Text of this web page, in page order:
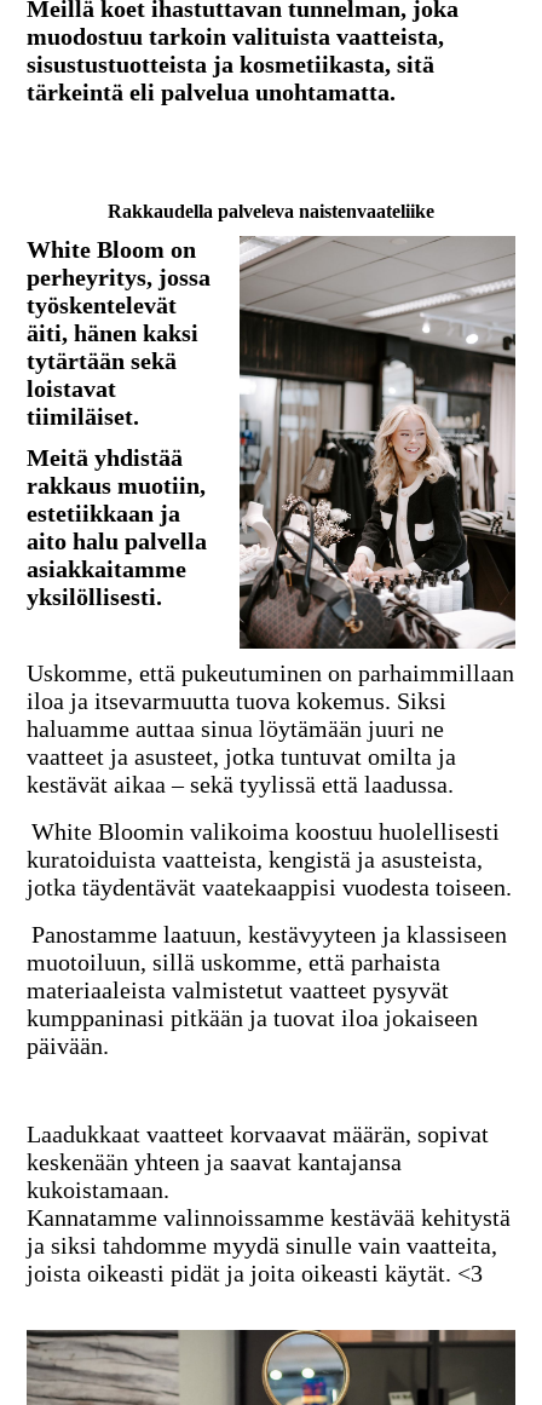
Meillä koet ihastuttavan tunnelman, joka
muodostuu tarkoin valituista vaatteista,
sisustustuotteista ja kosmetiikasta, sitä
tärkeintä eli palvelua unohtamatta.
Rakkaudella palveleva naistenvaateliike
White Bloom on
perheyritys, jossa
työskentelevät
äiti, hänen kaksi
tytärtään sekä
loistavat
tiimiläiset.
Meitä yhdistää
rakkaus muotiin,
estetiikkaan ja
aito halu palvella
asiakkaitamme
yksilöllisesti.
Uskomme, että pukeutuminen on parhaimmillaan
iloa ja itsevarmuutta tuova kokemus. Siksi
haluamme auttaa sinua löytämään juuri ne
vaatteet ja asusteet, jotka tuntuvat omilta ja
kestävät aikaa – sekä tyylissä että laadussa.
White Bloomin valikoima koostuu huolellisesti
kuratoiduista vaatteista, kengistä ja asusteista,
jotka täydentävät vaatekaappisi vuodesta toiseen.
Panostamme laatuun, kestävyyteen ja klassiseen
muotoiluun, sillä uskomme, että parhaista
materiaaleista valmistetut vaatteet pysyvät
kumppaninasi pitkään ja tuovat iloa jokaiseen
päivään.
Laadukkaat vaatteet korvaavat määrän, sopivat
keskenään yhteen ja saavat kantajansa
kukoistamaan.
Kannatamme valinnoissamme kestävää kehitystä
ja siksi tahdomme myydä sinulle vain vaatteita,
joista oikeasti pidät ja joita oikeasti käytät. <3